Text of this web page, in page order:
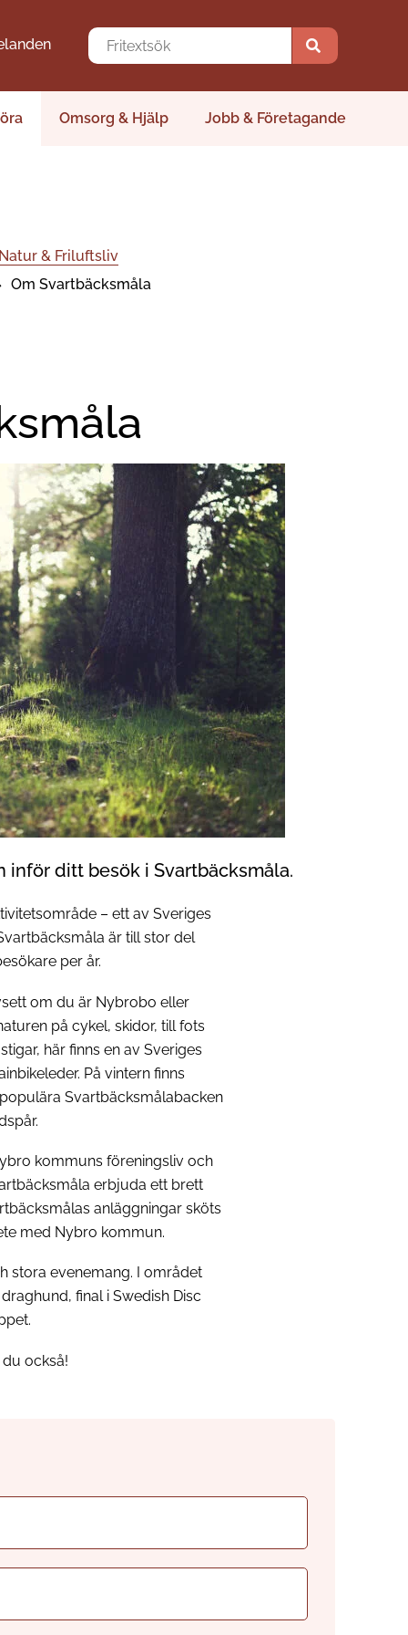
Omsorg & Hjälp Jobb & Företagande
Natur & Friluftsliv
Om Svartbäcksmåla
ditt besök i Svartbäcksmåla.
– ett av Sveriges
är till stor del
per år.
om du är Nybrobo eller
på cykel, skidor, till fots
här finns en av Sveriges
På vintern finns
Svartbäcksmålabacken
kommuns föreningsliv och
erbjuda ett brett
anläggningar sköts
med Nybro kommun.
stora evenemang. I området
final i Swedish Disc
också!